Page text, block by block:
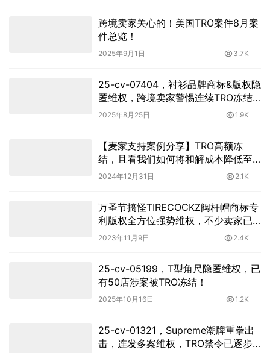
跨境卖家关心的！美国TRO案件8月案
件总览！
2025年9月1日 3.7K
25-cv-07404，衬衫品牌商标&版权隐
匿维权，跨境卖家警惕连续TRO冻结
风险！
2025年8月25日 1.9K
【麦家支持案例分享】TRO高额冻
结，且看我们如何将和解成本降低至
7%！
2024年12月31日 2.1K
万圣节搞怪TIRECOCKZ阀杆帽商标专
利版权全方位强势维权，不少卖家已
中招！
2023年11月9日 2.4K
25-cv-05199，T型角尺隐匿维权，已
有50店涉案被TRO冻结！
2025年10月16日 1.2K
25-cv-01321，Supreme潮牌重拳出
击，连发多案维权，TRO禁令已逐步